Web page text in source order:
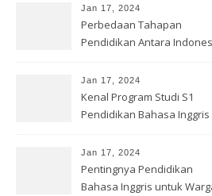
Jan 17, 2024
Perbedaan Tahapan
Pendidikan Antara
Jan 17, 2024
Kenal Program Studi S1
Pendidikan Bahasa Inggris
Jan 17, 2024
Pentingnya Pendidikan
Bahasa Inggris untuk